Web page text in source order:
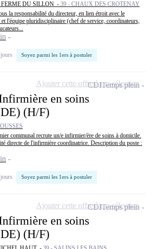
DU SILLON - 39 - CHAUX DES CROTENAY
la responsabilité du directeur, en lien étroit avec le
l'équipe pluridisciplinaire (chef de service, coordinateurs,
Soyez parmi les 1ers à postuler
en soins
(H/F)
communal recrute un/e infirmier/ère de soins à domicile.
directe de l'infirmière coordinatrice. Description du poste :
Soyez parmi les 1ers à postuler
CDITemps plein
Ajouter cette offre à ma sélection
en soins
(H/F)
CDITemps plein
Ajouter cette offre à ma sélection